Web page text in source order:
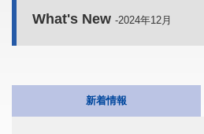
What's New -2024年12月
新着情報